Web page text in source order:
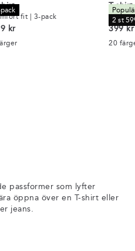
fit | 3-pack
pris
kr
2 st
T-shirt
399 kr
20
passformer som lyfter
öppna över en T-shirt eller
jeans.